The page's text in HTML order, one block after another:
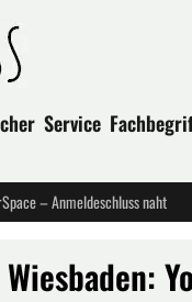
Service
– Anmeldeschluss naht